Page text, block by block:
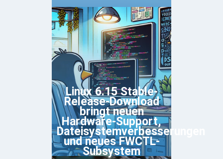
Linux 6.15 Stable-
Release-Download
bringt neuen
Hardware-Support,
Dateisystemverbesserungen
und neues FWCTL-
Subsystem